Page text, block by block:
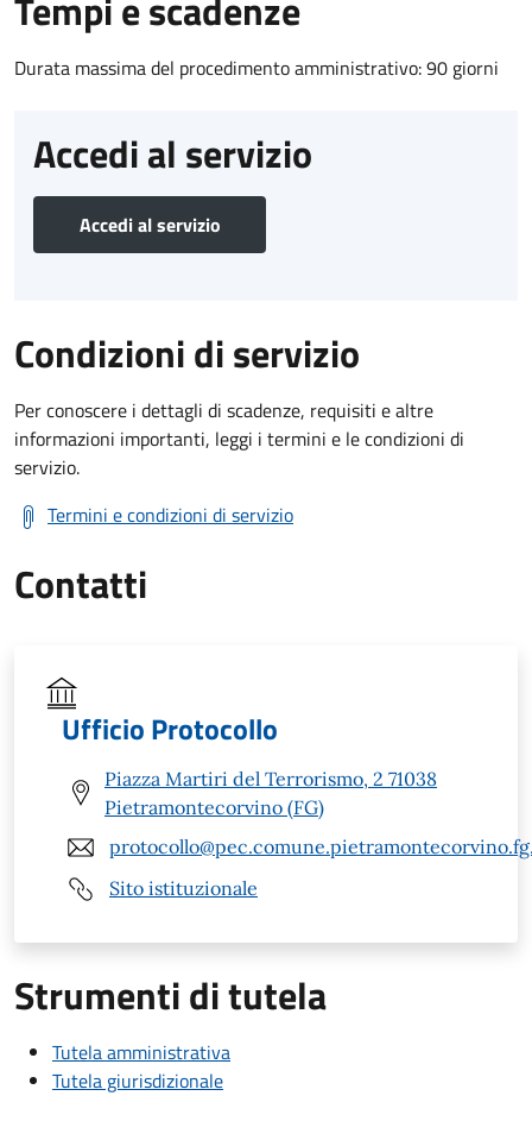
Durata massima del procedimento amministrativo: 90 giorni
Accedi al servizio
Accedi al servizio
Condizioni di servizio
Per conoscere i dettagli di scadenze, requisiti e altre
informazioni importanti, leggi i termini e le condizioni di
servizio.
Termini e condizioni di servizio
Contatti
Ufficio Protocollo
Piazza Martiri del Terrorismo, 2 71038
Pietramontecorvino (FG)
Sito istituzionale
Strumenti di tutela
Tutela amministrativa
Tutela giurisdizionale